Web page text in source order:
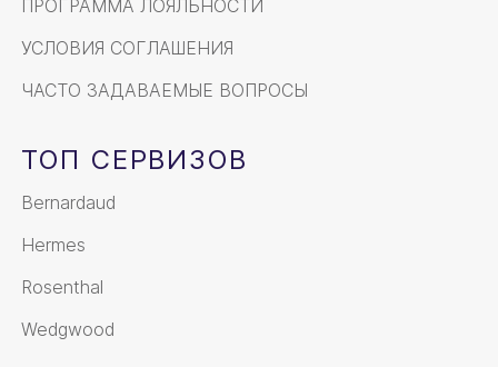
ПРОГРАММА ЛОЯЛЬНОСТИ
УСЛОВИЯ СОГЛАШЕНИЯ
ЧАСТО ЗАДАВАЕМЫЕ ВОПРОСЫ
ТОП СЕРВИЗОВ
Bernardaud
Hermes
Rosenthal
Wedgwood